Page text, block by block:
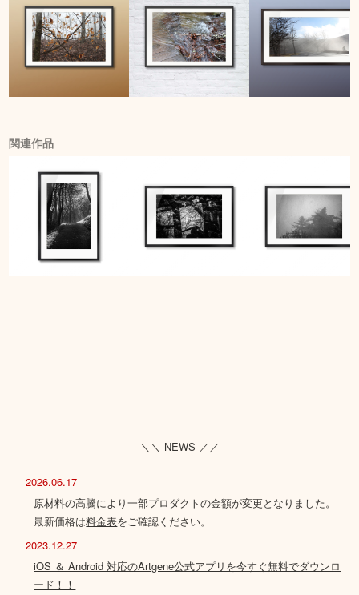
関連作品
＼＼ NEWS ／／
2026.06.17
原材料の高騰により一部プロダクトの金額が変更となりました。
最新価格は料金表をご確認ください。
2023.12.27
iOS ＆ Android 対応のArtgene公式アプリを今すぐ無料でダウンロ
ード！！